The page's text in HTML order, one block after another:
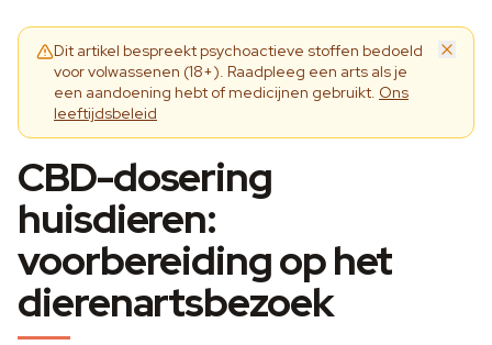
Dit artikel bespreekt psychoactieve stoffen bedoeld
voor volwassenen (18+). Raadpleeg een arts als je
een aandoening hebt of medicijnen gebruikt. Ons
leeftijdsbeleid
CBD-dosering
huisdieren:
voorbereiding op het
dierenartsbezoek